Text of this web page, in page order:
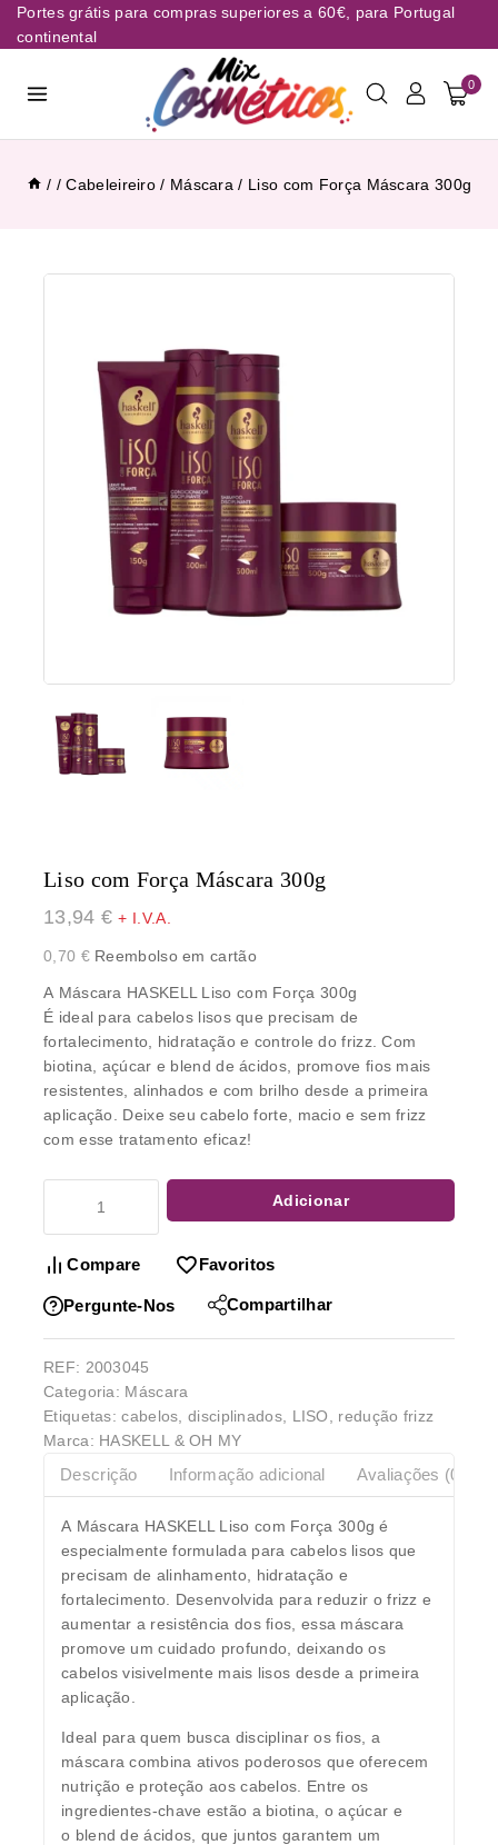
Portes grátis para compras superiores a 60€, para Portugal
continental
0
/ / Cabeleireiro / Máscara / Liso com Força Máscara 300g
Liso com Força Máscara 300g
13,94 € + I.V.A.
0,70 €Reembolso em cartão
A Máscara HASKELL Liso com Força 300g
É ideal para cabelos lisos que precisam de
fortalecimento, hidratação e controle do frizz. Com
biotina, açúcar e blend de ácidos, promove fios mais
resistentes, alinhados e com brilho desde a primeira
aplicação. Deixe seu cabelo forte, macio e sem frizz
com esse tratamento eficaz!
Adicionar
Compare Favoritos
Pergunte-Nos Compartilhar
REF: 2003045
Categoria: Máscara
Etiquetas:cabelos ,disciplinados, LISO
redução frizz
Marca: HASKELL & OH MY
Descrição Informação adicional Avaliações (0)
A Máscara HASKELL Liso com Força 300g é
especialmente formulada para cabelos lisos que
precisam de alinhamento, hidratação e
fortalecimento. Desenvolvida para reduzir o frizz e
aumentar a resistência dos fios, essa máscara
promove um cuidado profundo, deixando os
cabelos visivelmente mais lisos desde a primeira
aplicação.
Ideal para quem busca disciplinar os fios, a
máscara combina ativos poderosos que oferecem
nutrição e proteção aos cabelos. Entre os
ingredientes-chave estão a biotina , oaçúcar e
o blend de ácidos , que juntos garantem um